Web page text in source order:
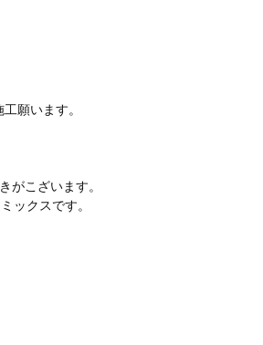
工願います。
がこざいます。
ックスです。